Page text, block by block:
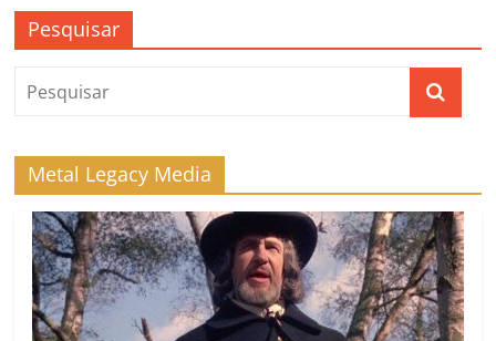
Pesquisar
Metal Legacy Media